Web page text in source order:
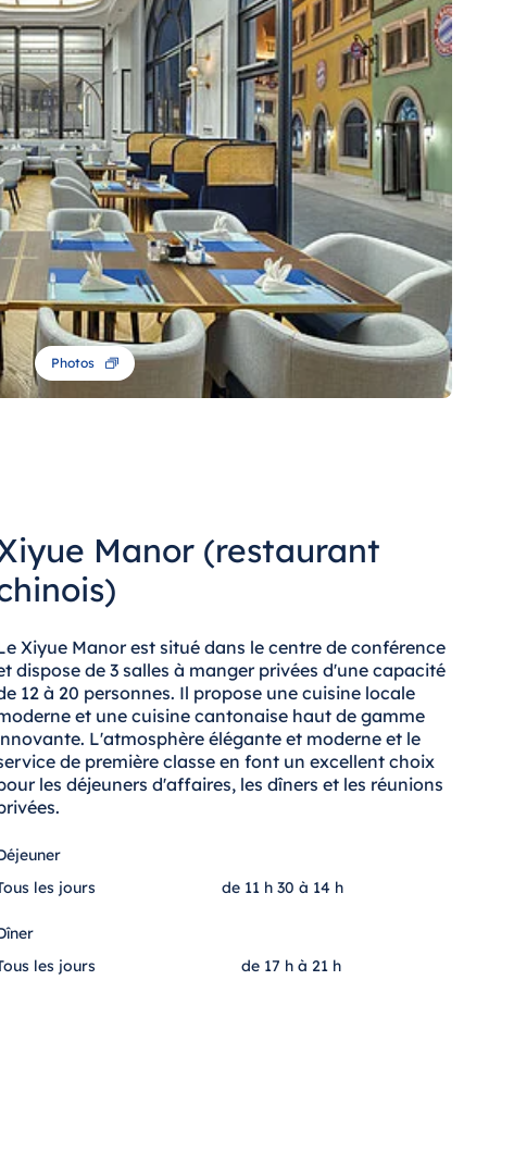
Photos
Manor (restaurant
Xiyue Manor est situé dans le centre de conférence
dispose de 3 salles à manger privées d'une capacité
12 à 20 personnes. Il propose une cuisine locale
et une cuisine cantonaise haut de gamme
L'atmosphère élégante et moderne et le
de première classe en font un excellent choix
les déjeuners d'affaires, les dîners et les réunions
les jours
de 11 h 30 à 14 h
les jours
de 17 h à 21 h